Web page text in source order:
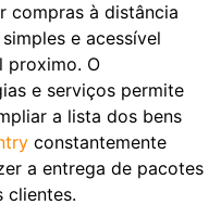
compras à distância
e acessível
proximo. O
e serviços permite
a lista dos bens
constantemente
a entrega de pacotes
clientes.